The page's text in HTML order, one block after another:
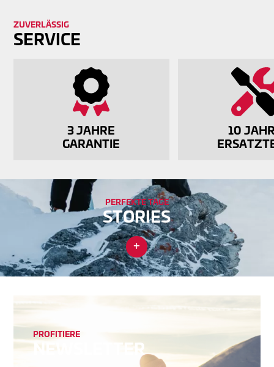
ZU­VER­LÄS­SIG
SERVICE
3 JAHRE
GARANTIE
10
PERFEKTE TAGE
STORIES
PRO­FI­TIE­RE
NEW­SLETTER